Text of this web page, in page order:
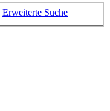
Erweiterte Suche